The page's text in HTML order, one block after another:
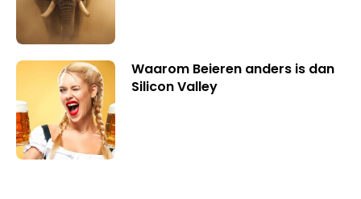
Waarom Beieren anders is dan
Silicon Valley